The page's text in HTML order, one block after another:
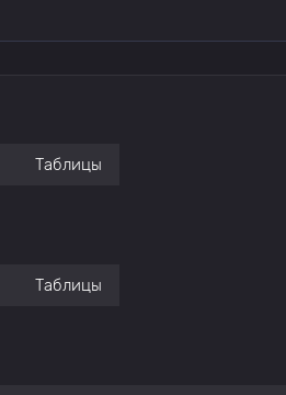
Таблицы
Таблицы